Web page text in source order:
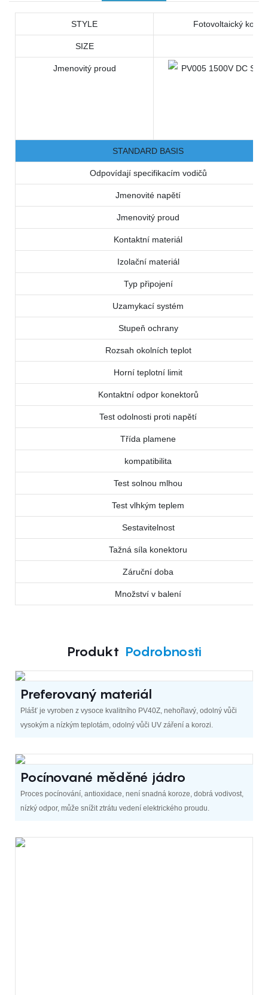
STYLE Fotovoltaický
SIZE
Jmenovitý proud
STANDARD BASIS
Odpovídají specifikacím vodičů
Jmenovité napětí
Jmenovitý proud
Kontaktní materiál
Izolační materiál
Typ připojení
Uzamykací systém
Stupeň ochrany
Rozsah okolních teplot
Horní teplotní limit
Kontaktní odpor konektorů
Test odolnosti proti napětí
Třída plamene
kompatibilita
Test solnou mlhou
Test vlhkým teplem
Sestavitelnost
Tažná síla konektoru
Záruční doba
Množství v balení
Produkt Podrobnosti
Preferovaný materiál
Plášť je vyroben z vysoce kvalitního PV40Z, nehořlavý, odolný vůči
vysokým a nízkým teplotám, odolný vůči UV záření a korozi.
Pocínované měděné jádro
Proces pocínování, antioxidace, není snadná koroze, dobrá vodivost,
nízký odpor, může snížit ztrátu vedení elektrického proudu.